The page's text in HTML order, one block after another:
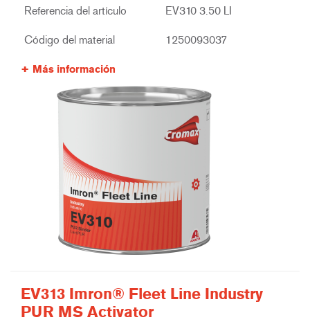
Referencia del artículo EV310 3.50 LI
Código del material 1250093037
Más información
EV313 Imron® Fleet Line Industry
PUR MS Activator